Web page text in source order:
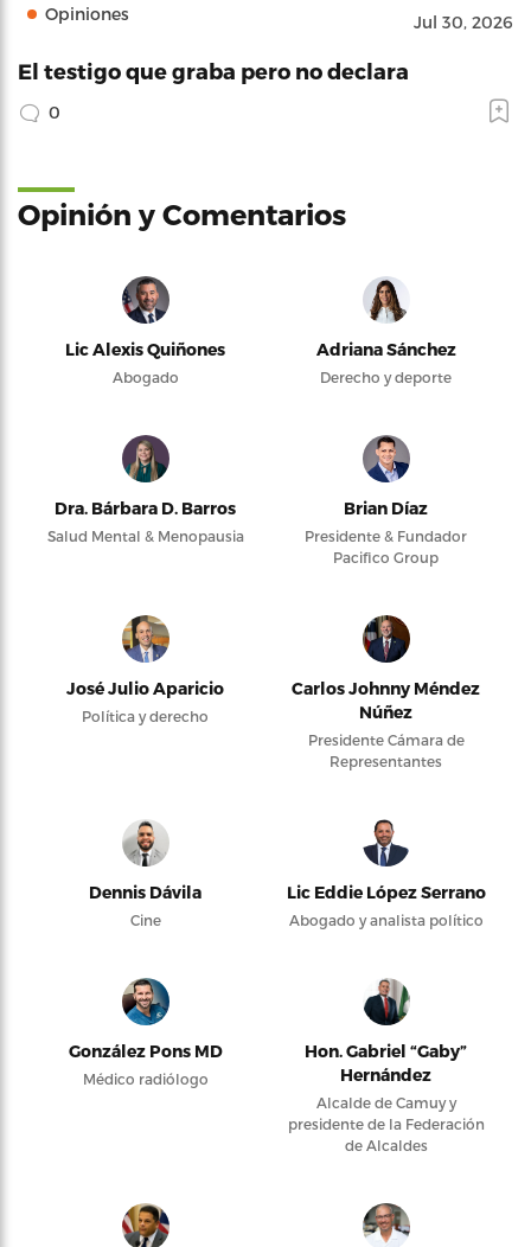
Opiniones Jul 30, 2026
El testigo que graba pero no declara
0
Opinión y Comentarios
Lic Alexis Quiñones
Abogado
Adriana Sánchez
Derecho y deporte
Dra. Bárbara D. Barros
Salud Mental & Menopausia
Brian Díaz
Presidente & Fundador
Pacifico Group
José Julio Aparicio
Política y derecho
Carlos Johnny Méndez
Núñez
Presidente Cámara de
Representantes
Dennis Dávila
Cine
Lic Eddie López Serrano
Abogado y analista político
González Pons MD
Médico radiólogo
Hon. Gabriel “Gaby”
Hernández
Alcalde de Camuy y
presidente de la Federación
de Alcaldes